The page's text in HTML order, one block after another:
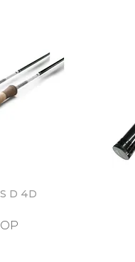
D 4D